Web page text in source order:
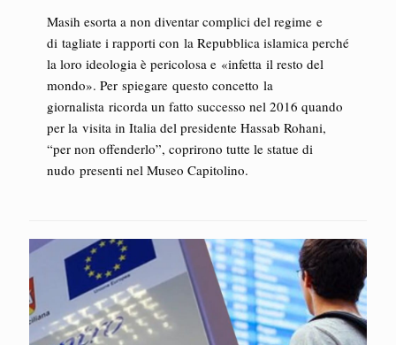
Masih esorta a non diventar complici del regime e
di tagliate i rapporti con la Repubblica islamica perché
la loro ideologia è pericolosa e «infetta il resto del
mondo». Per spiegare questo concetto la
giornalista ricorda un fatto successo nel 2016 quando
per la visita in Italia del presidente Hassab Rohani,
“per non offenderlo”, coprirono tutte le statue di
nudo presenti nel Museo Capitolino.